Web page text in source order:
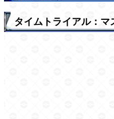
タイムトライアル：マ